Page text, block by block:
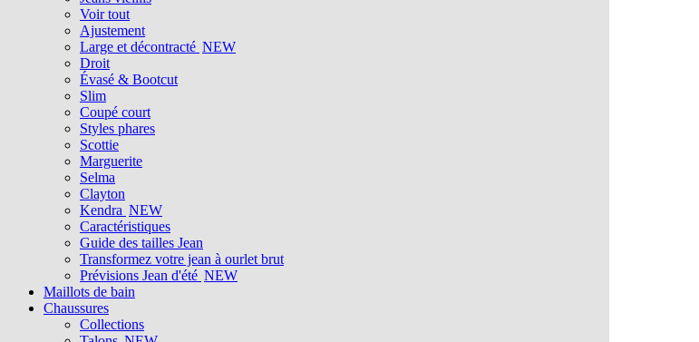
Voir tout
Ajustement
Large et décontracté NEW
Droit
Évasé & Bootcut
Slim
Coupé court
Styles phares
Scottie
Marguerite
Selma
Clayton
Kendra NEW
Caractéristiques
Guide des tailles Jean
Transformez votre jean à ourlet brut
Prévisions Jean d'été NEW
Maillots de bain
Chaussures
Collections